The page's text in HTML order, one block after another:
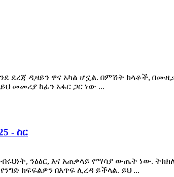
ደረጃ ዲዛይን ዋና አካል ሆኗል. በምሽት ክላቶች,
መመሪያ ከፊን አፋር ጋር ነው ...
- ስር
ንፅፅር, እና አጠቃላይ የማሳያ ውጤት ነው.
ክፍፍልዎን በእጥፍ ሊረዳ ይችላል. ይህ ...